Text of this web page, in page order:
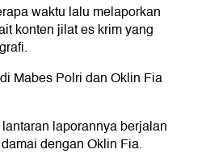
waktu lalu melaporkan
konten jilat es krim yang
Mabes Polri dan Oklin Fia
laporannya berjalan
dengan Oklin Fia.